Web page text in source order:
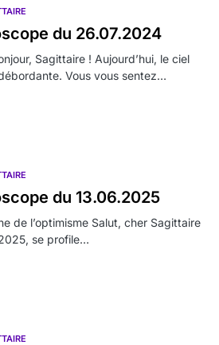
du 26.07.2024
Sagittaire ! Aujourd’hui, le ciel
Vous vous sentez…
du 13.06.2025
de l’optimisme Salut, cher Sagittaire
se profile…